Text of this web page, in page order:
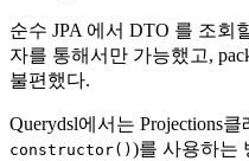
순수 JPA 에서 DTO 를 조회
자를 통해서만 가능했고,
불편했다.
Querydsl에서는 Projections
constructor() )를 사용하는